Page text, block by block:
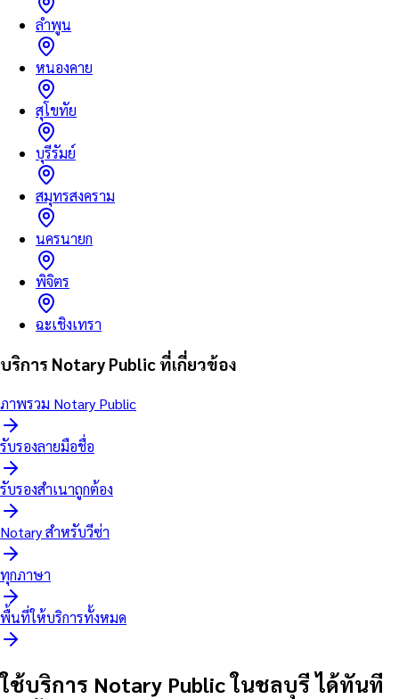
ลำพูน
หนองคาย
สุโขทัย
บุรีรัมย์
สมุทรสงคราม
นครนายก
พิจิตร
ฉะเชิงเทรา
บริการ Notary Public ที่เกี่ยวข้อง
ภาพรวม Notary Public
รับรองลายมือชื่อ
รับรองสำเนาถูกต้อง
Notary สำหรับวีซ่า
ทุกภาษา
พื้นที่ให้บริการทั้งหมด
ใช้บริการ Notary Public ในชลบุรี ได้ทันที